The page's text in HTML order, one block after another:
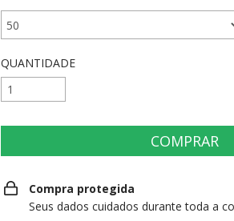
QUANTIDADE
Compra protegida
Seus dados cuidados durante toda a